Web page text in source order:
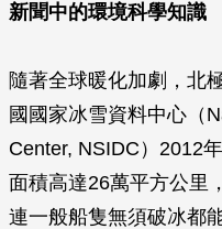
新聞中的環境科學知識
隨著全球暖化加劇，北
國國家冰雪資料中心（
Center, NSIDC）2012
面積高達26萬平方公里
連一般船隻無須破冰都